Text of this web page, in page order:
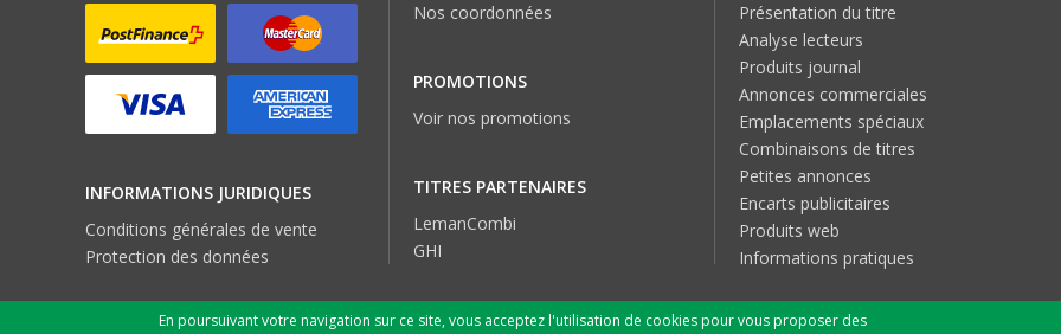
INFORMATIONS JURIDIQUES
Conditions générales de vente
Protection des données
Nos coordonnées
PROMOTIONS
Voir nos promotions
TITRES PARTENAIRES
LemanCombi
GHI
Présentation du titre
Analyse lecteurs
Produits journal
Annonces commerciales
Emplacements spéciaux
Combinaisons de titres
Petites annonces
Encarts publicitaires
Produits web
Informations pratiques
En poursuivant votre navigation sur ce site, vous acceptez l'utilisation de cookies pour vous proposer des